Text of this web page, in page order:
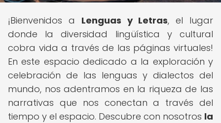
¡Bienvenidos a Lenguas y Letras, el lugar
donde la diversidad lingüística y cultural
cobra vida a través de las páginas virtuales!
En este espacio dedicado a la exploración y
celebración de las lenguas y dialectos del
mundo, nos adentramos en la riqueza de las
narrativas que nos conectan a través del
tiempo y el espacio. Descubre con nosotros la